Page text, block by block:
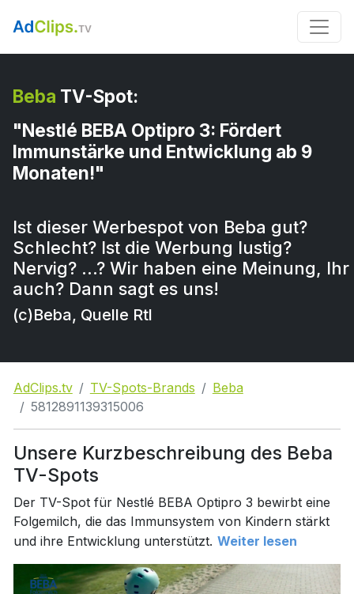
Beba TV-Spot:
"Nestlé BEBA Optipro 3: Fördert
Immunstärke und Entwicklung ab 9
Monaten!"
Ist dieser Werbespot von Beba gut?
Schlecht? Ist die Werbung lustig?
Nervig? …? Wir haben eine Meinung, Ihr
auch? Dann sagt es uns!
(c)Beba, Quelle Rtl
AdClips.tv TV-Spots-Brands
Beba
5812891139315006
Unsere Kurzbeschreibung des Beba
TV-Spots
Der TV-Spot für Nestlé BEBA Optipro 3 bewirbt eine
Folgemilch, die das Immunsystem von Kindern stärkt
und ihre Entwicklung unterstützt. Weiter lesen